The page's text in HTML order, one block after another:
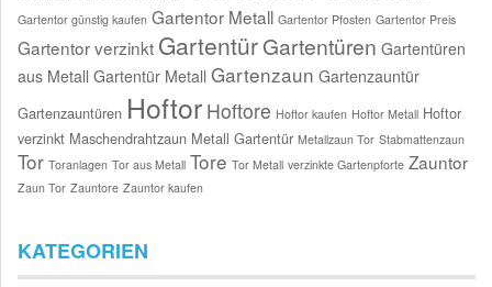
Gartentor günstig kaufen Gartentor Metall Gartentor Pfosten Gartentor Preis
Gartentor verzinkt GartentürGartentüren Gartentüren
aus Metall Gartentür Metall Gartenzaun Gartenzauntür
Gartenzauntüren Hoftor Hoftore Hoftor kaufen Hoftor Metall Hoftor
verzinkt Maschendrahtzaun Metall Gartentür Metallzaun Tor Stabmattenzaun
Tor Toranlagen Tor aus Metall Tore Tor Metall verzinkte Gartenpforte Zauntor
Zaun Tor Zauntore Zauntor kaufen
KATEGORIEN